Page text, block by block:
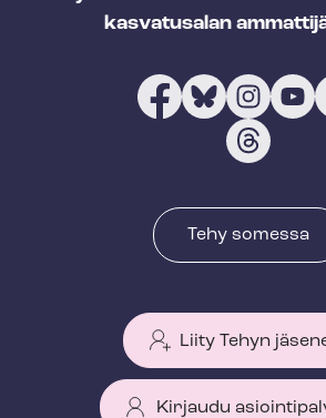
kasvatusalan
Tehy somessa
Liity Tehyn
Kirjaudu